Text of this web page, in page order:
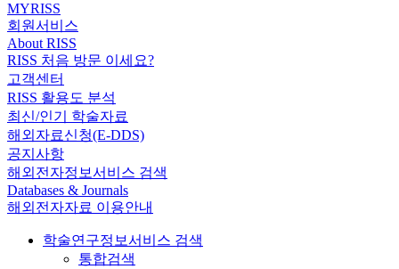
MYRISS
회원서비스
About RISS
RISS 처음 방문 이세요?
고객센터
RISS 활용도 분석
최신/인기 학술자료
해외자료신청(E-DDS)
공지사항
해외전자정보서비스 검색
Databases & Journals
해외전자자료 이용안내
학술연구정보서비스 검색
통합검색